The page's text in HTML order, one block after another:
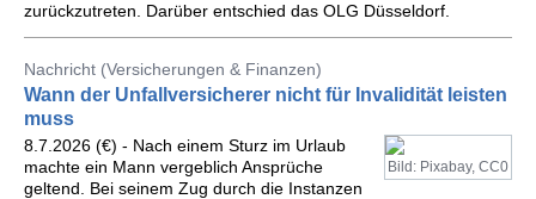
zurückzutreten. Darüber entschied das OLG Düsseldorf.
Nachricht (Versicherungen & Finanzen)
Wann der Unfallversicherer nicht für Invalidität leisten
muss
Bild: Pixabay, CC0
8.7.2026 (€) - Nach einem Sturz im Urlaub
machte ein Mann vergeblich Ansprüche
geltend. Bei seinem Zug durch die Instanzen